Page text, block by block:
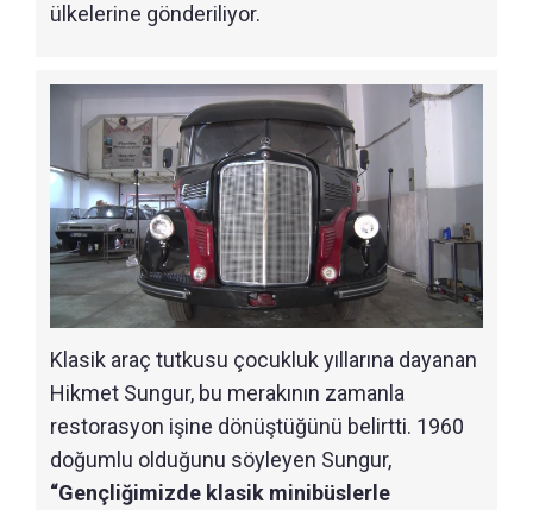
ülkelerine gönderiliyor.
Klasik araç tutkusu çocukluk yıllarına dayanan
Hikmet Sungur, bu merakının zamanla
restorasyon işine dönüştüğünü belirtti. 1960
doğumlu olduğunu söyleyen Sungur,
“Gençliğimizde klasik minibüslerle